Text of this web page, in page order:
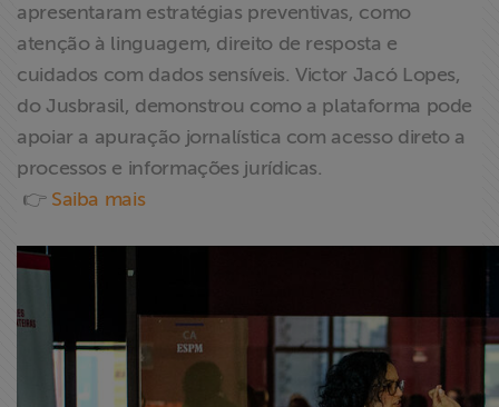
apresentaram estratégias preventivas, como
atenção à linguagem, direito de resposta e
cuidados com dados sensíveis. Victor Jacó Lopes,
do Jusbrasil, demonstrou como a plataforma pode
apoiar a apuração jornalística com acesso direto a
processos e informações jurídicas.
👉 Saiba mais